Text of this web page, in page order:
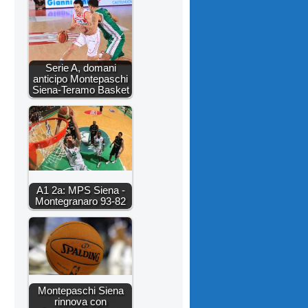
Serie A, domani
anticipo Montepaschi
Siena-Teramo Basket
A1 2a: MPS Siena -
Montegranaro 93-82
Montepaschi Siena
rinnova con